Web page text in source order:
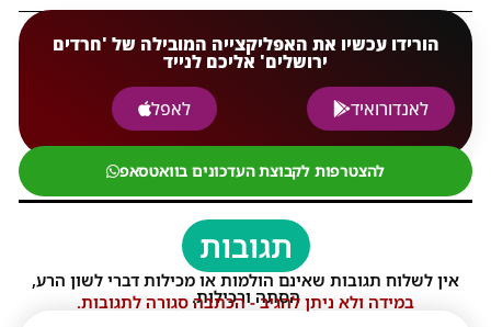
הורידו עכשיו את האפליקצייה המובילה של 'חרדים
ירושלים' אליכם לנייד
לאנדורואיד
לאפל
להצטרפות לקבוצת העדכונים בוואטסאפ
תגובות
אין לשלוח תגובות שאינם הולמות או מכילות דברי לשון הרע,
הסתה ורכילות.
במידה ולא ניתן להגיב - הכתבה סגורה לתגובות.